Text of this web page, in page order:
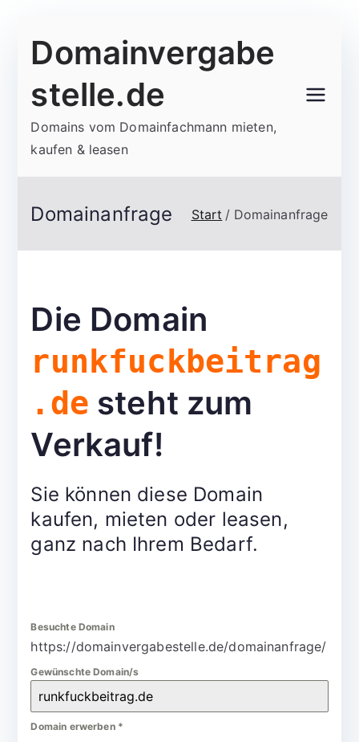
Inhalt
Domainvergabe
stelle.de
Domains vom Domainfachmann mieten,
kaufen & leasen
Domainanfrage Start Domainanfrage
Die Domain
runkfuckbeitrag
.de steht zum
Verkauf!
Sie können diese Domain
kaufen, mieten oder leasen,
ganz nach Ihrem Bedarf.
Besuchte Domain
https://domainvergabestelle.de/domainanfrage/
Gewünschte Domain/s
Domain erwerben *